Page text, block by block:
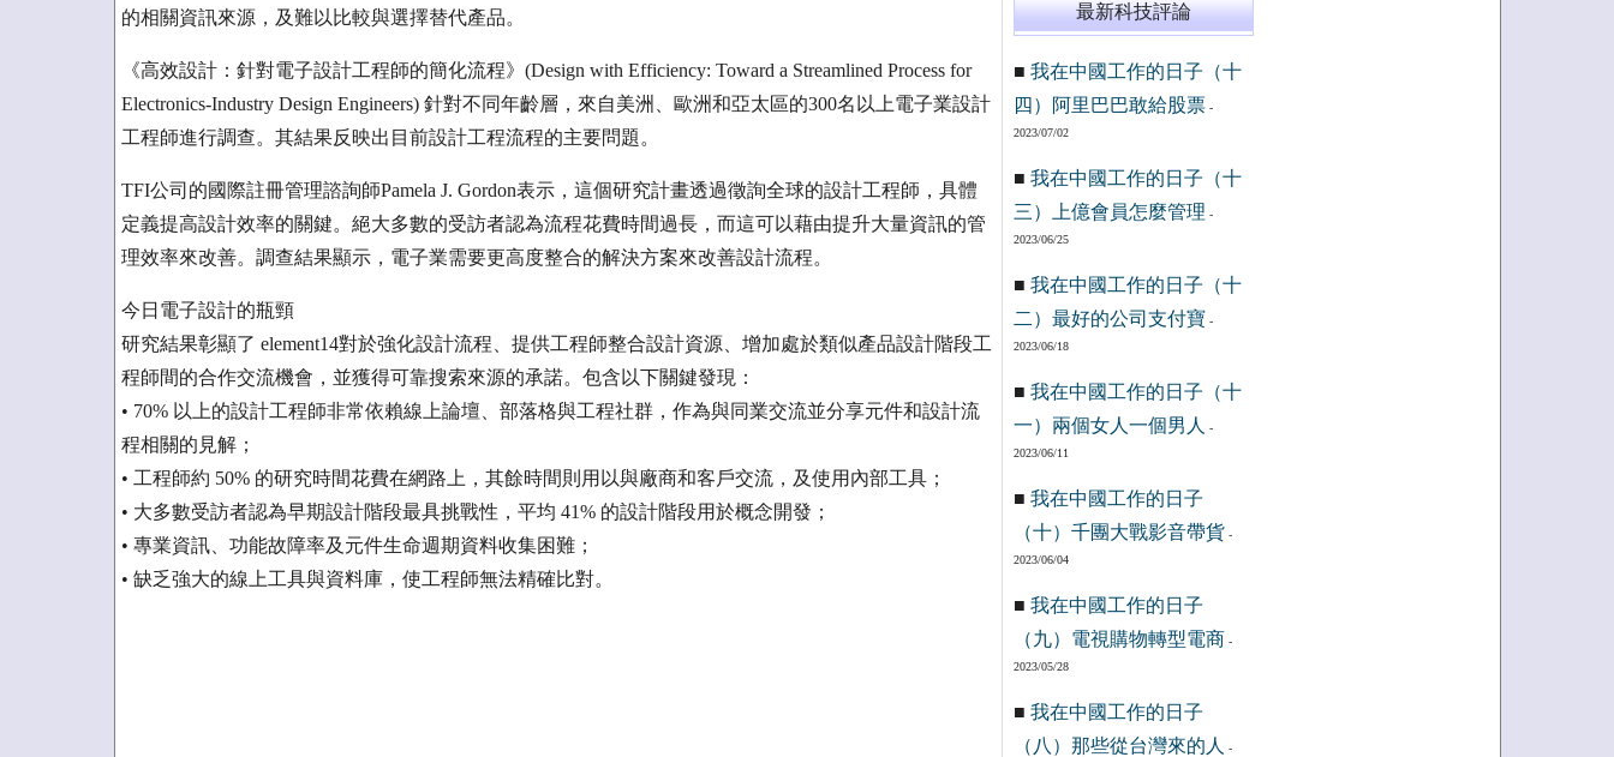
的相關資訊來源，及難以比較與選擇替代產品。
《高效設計：針對電子設計工程師的簡化流程》(Design with Efficiency: Toward a Streamlined Process for
Electronics-Industry Design Engineers) 針對不同年齡層，來自美洲、歐洲和亞太區的300名以上電子業設計
工程師進行調查。其結果反映出目前設計工程流程的主要問題。
TFI公司的國際註冊管理諮詢師Pamela J. Gordon表示，這個研究計畫透過徵詢全球的設計工程師，具體
定義提高設計效率的關鍵。絕大多數的受訪者認為流程花費時間過長，而這可以藉由提升大量資訊的管
理效率來改善。調查結果顯示，電子業需要更高度整合的解決方案來改善設計流程。
今日電子設計的瓶頸
研究結果彰顯了 element14對於強化設計流程、提供工程師整合設計資源、增加處於類似產品設計階段工
程師間的合作交流機會，並獲得可靠搜索來源的承諾。包含以下關鍵發現：
• 70% 以上的設計工程師非常依賴線上論壇、部落格與工程社群，作為與同業交流並分享元件和設計流
程相關的見解；
• 工程師約 50% 的研究時間花費在網路上，其餘時間則用以與廠商和客戶交流，及使用內部工具；
• 大多數受訪者認為早期設計階段最具挑戰性，平均 41% 的設計階段用於概念開發；
• 專業資訊、功能故障率及元件生命週期資料收集困難；
• 缺乏強大的線上工具與資料庫，使工程師無法精確比對。
最新科技評論
■ 我在中國工作的日子（十
四）阿里巴巴敢給股票-
2023/07/02
■ 我在中國工作的日子（十
三）上億會員怎麼管理 -
2023/06/25
■ 我在中國工作的日子（十
二）最好的公司支付寶 -
2023/06/18
■ 我在中國工作的日子（十
一）兩個女人一個男人
-
2023/06/11
■ 我在中國工作的日子
（十）千團大戰影音帶貨 -
2023/06/04
■ 我在中國工作的日子
（九）電視購物轉型電商 -
2023/05/28
■ 我在中國工作的日子
（八）那些從台灣來的人
-